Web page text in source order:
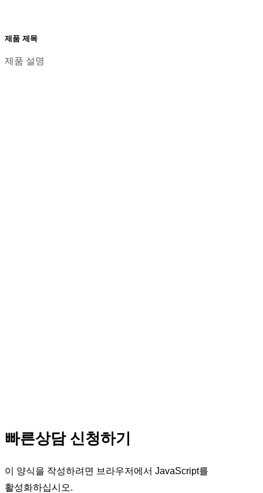
제품 제목
제품 설명
빠른상담 신청하기
이 양식을 작성하려면 브라우저에서 JavaScript를
활성화하십시오.